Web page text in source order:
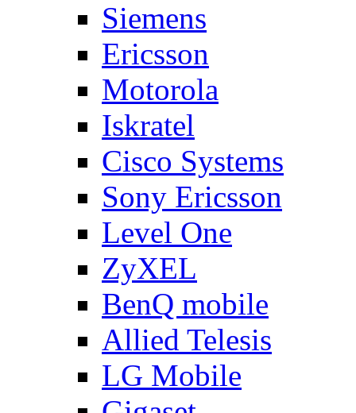
Siemens
Ericsson
Motorola
Iskratel
Cisco Systems
Sony Ericsson
Level One
ZyXEL
BenQ mobile
Allied Telesis
LG Mobile